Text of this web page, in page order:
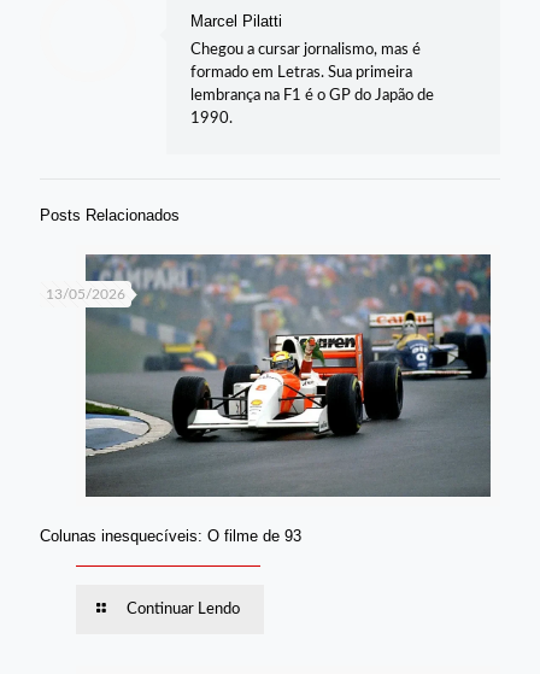
Marcel Pilatti
Chegou a cursar jornalismo, mas é
formado em Letras. Sua primeira
lembrança na F1 é o GP do Japão de
1990.
Posts Relacionados
13/05/2026
Colunas inesquecíveis: O filme de 93
Continuar Lendo